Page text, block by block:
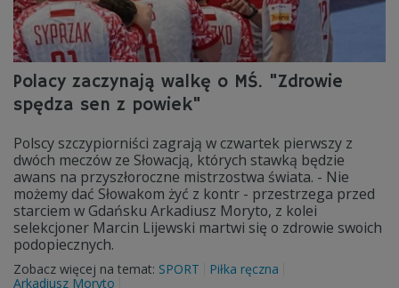
Polacy zaczynają walkę o MŚ. "Zdrowie
spędza sen z powiek"
Polscy szczypiorniści zagrają w czwartek pierwszy z
dwóch meczów ze Słowacją, których stawką będzie
awans na przyszłoroczne mistrzostwa świata. - Nie
możemy dać Słowakom żyć z kontr - przestrzega przed
starciem w Gdańsku Arkadiusz Moryto, z kolei
selekcjoner Marcin Lijewski martwi się o zdrowie swoich
podopiecznych.
Zobacz więcej na temat: SPORT
Piłka ręczna
Arkadiusz Moryto